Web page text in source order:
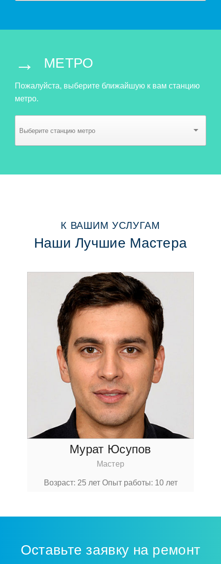
→ МЕТРО
Пожалуйста, выберите ближайшую к вам станцию
метро.
К ВАШИМ УСЛУГАМ
Наши Лучшие Мастера
Мурат Юсупов
Мастер
Возраст: 25 летОпыт работы: 10 лет
Оставьте заявку на ремонт